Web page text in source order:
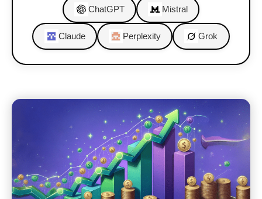
ChatGPT Mistral
Claude Perplexity Grok